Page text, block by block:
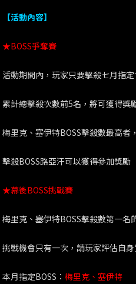
【活動內容】
★BOSS爭奪賽
活動期間內，玩家只要擊殺七月指定
累計總擊殺次數前5名，將可獲得獎
梅里克、塞伊特BOSS擊殺數最高者
擊殺BOSS路亞汗可以獲得參加獎
★幕後BOSS挑戰賽
梅里克、塞伊特BOSS擊殺數第一
挑戰機會只有一次，請玩家評估自身
本月指定BOSS： 梅里克、塞伊特